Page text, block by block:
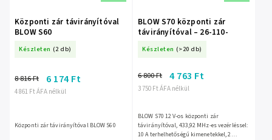
Központi zár távirányítóval
BLOW S60
Készleten (2 db)
4 861 Ft ÁFA nélkül
8 816 Ft 6 174 Ft
Központi zár távirányítóval BLOW S60
BLOW S70 központi zár
távirányítóval – 26-110-
Készleten (>20 db)
3 750 Ft ÁFA nélkül
6 800 Ft 4 763 Ft
BLOW S70 12 V-os központi zár
távirányítóval, 433,92 MHz-es vezérléssel:
10 A terhelhetőségű kimenetekkel, 2